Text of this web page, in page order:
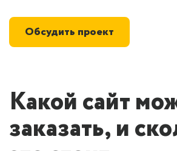
Обсудить проект
Какой сайт
заказать, и